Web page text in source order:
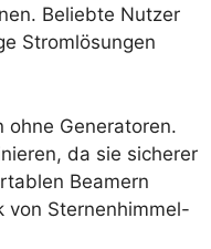
Beliebte Nutzer
Stromlösungen
ohne Generatoren.
da sie sicherer
Beamern
von Sternenhimmel-